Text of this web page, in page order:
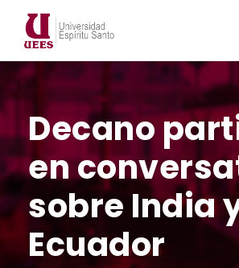
Decano
en
sobre India
Ecuador